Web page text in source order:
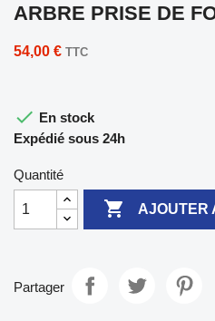
ARBRE PRISE DE
54,00 € TTC
 En stock
Expédié sous 24h
Quantité
 AJOUTER
Partager